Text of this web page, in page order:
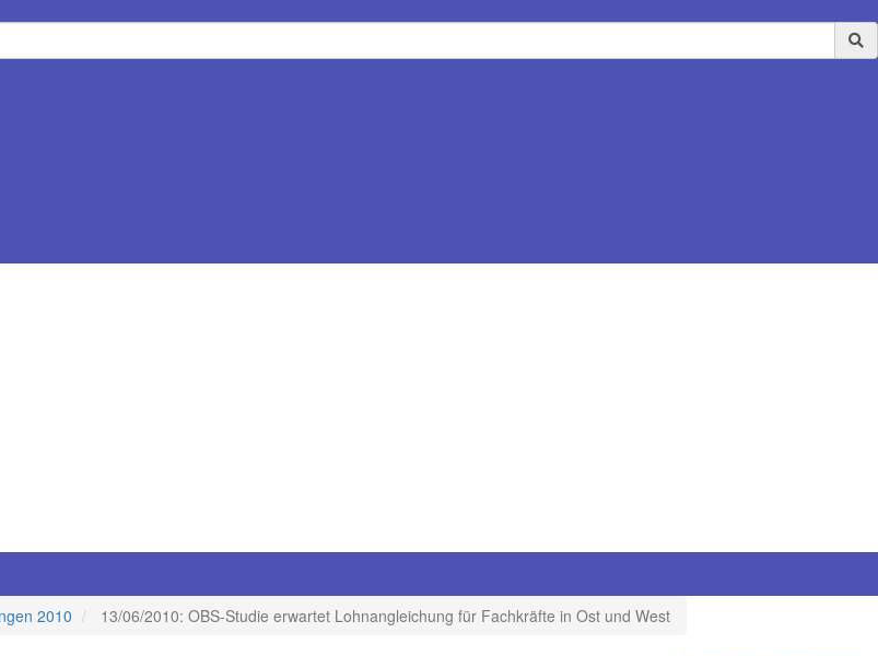
2010 13/06/2010: OBS-Studie erwartet Lohnangleichung für Fachkräfte in Ost und West